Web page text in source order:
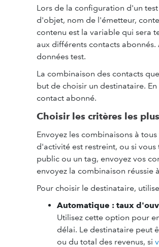
Lors de la configuration d'un
d'objet, nom de l'émetteur,
contenu est la variable qui sera
aux différents contacts
données test.
La combinaison des contacts
but de choisir un destinataire.
contact abonné.
Choisir les critères les
Envoyez les combinaisons à
d'activité est restreint, ou si
public ou un tag, envoyez vos
envoyez la combinaison réussie
Pour choisir le destinataire,
Automatique : taux
Utilisez cette option pour
délai. Le destinataire peut
ou du total des revenus, si